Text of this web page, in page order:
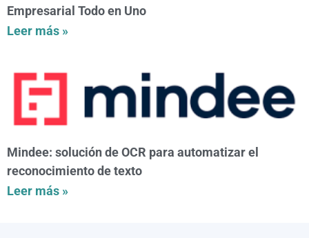
Empresarial Todo en Uno
Leer más »
Mindee: solución de OCR para automatizar el
reconocimiento de texto
Leer más »